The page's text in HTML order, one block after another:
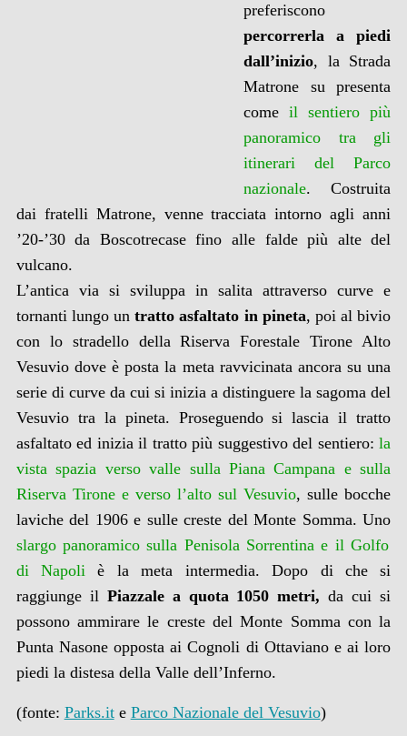
preferiscono
percorrerla a piedi
dall’inizio, la Strada
Matrone su presenta
comeil sentiero più
panoramico tra gli
itinerari del Parco
nazionale. Costruita
dai fratelli Matrone, venne tracciata intorno agli anni
’20-’30 da Boscotrecase fino alle falde più alte del
vulcano.
L’antica via si sviluppa in salita attraverso curve e
tornanti lungo untratto asfaltato in pineta, poi al bivio
con lo stradello della Riserva Forestale Tirone Alto
Vesuvio dove è posta la meta ravvicinata ancora su una
serie di curve da cui si inizia a distinguere la sagoma del
Vesuvio tra la pineta. Proseguendo si lascia il tratto
asfaltato ed inizia il tratto più suggestivo del sentiero:la
vista spazia verso valle sulla Piana Campana e sulla
Riserva Tirone e verso l’alto sul Vesuvio, sulle bocche
laviche del 1906 e sulle creste del Monte Somma. Uno
slargo panoramico sulla Penisola Sorrentina e il Golfo
di Napoli è la meta intermedia. Dopo di che si
raggiunge il Piazzale a quota 1050 metri,da cui si
possono ammirare le creste del Monte Somma con la
Punta Nasone opposta ai Cognoli di Ottaviano e ai loro
piedi la distesa della Valle dell’Inferno.
(fonte: Parks.ite Parco Nazionale del Vesuvio)